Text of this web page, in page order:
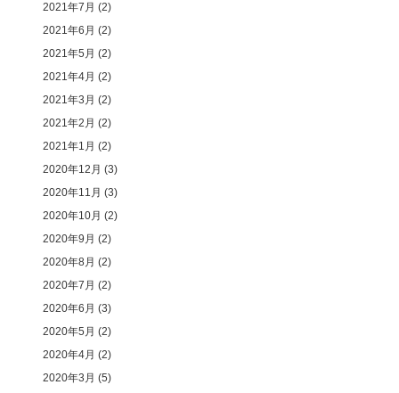
2021年7月 (2)
2021年6月 (2)
2021年5月 (2)
2021年4月 (2)
2021年3月 (2)
2021年2月 (2)
2021年1月 (2)
2020年12月 (3)
2020年11月 (3)
2020年10月 (2)
2020年9月 (2)
2020年8月 (2)
2020年7月 (2)
2020年6月 (3)
2020年5月 (2)
2020年4月 (2)
2020年3月 (5)